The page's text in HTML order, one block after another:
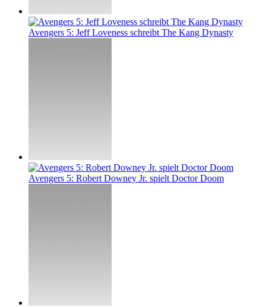
Avengers 5: Jeff Loveness schreibt The Kang Dynasty
Avengers 5: Robert Downey Jr. spielt Doctor Doom